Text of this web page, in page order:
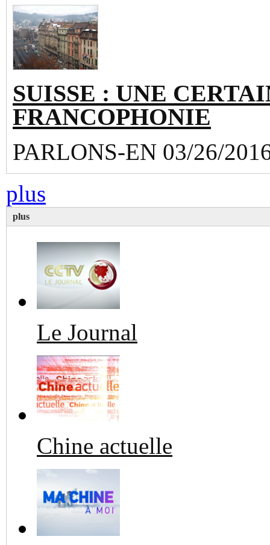
SUISSE : UNE
FRANCOPHONIE
PARLONS-EN 03/26/
plus
plus
Le Journal
Chine actuelle